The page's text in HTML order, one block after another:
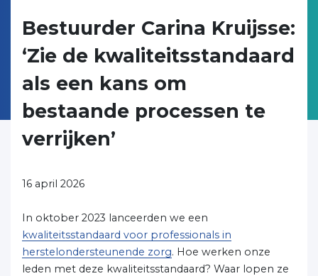
Bestuurder Carina Kruijsse:
‘Zie de kwaliteitsstandaard
als een kans om
bestaande processen te
verrijken’
16 april 2026
In oktober 2023 lanceerden we een
kwaliteitsstandaard voor professionals in
herstelondersteunende zorg. Hoe werken onze
leden met deze kwaliteitsstandaard? Waar lopen ze